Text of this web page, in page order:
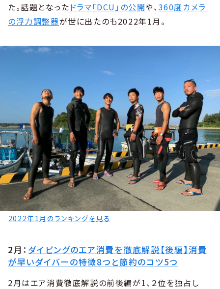
た。話題となったドラマ「DCU」の公開や、360度カメラ
の浮力調整器が世に出たのも2022年1月。
2022年1月のランキングを見る
2月： ダイビングのエア消費を徹底解説【後編】消費
が早いダイバーの特徴8つと節約のコツ5つ
2月はエア消費徹底解説の前後編が1、２位を独占し